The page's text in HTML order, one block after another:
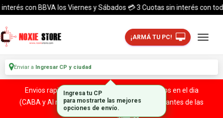
con BBVA los Viernes y Sábados 💳 3 Cuotas sin interés con
¡ARMÁ TU PC!
Enviar a Ingresar CP y ciudad
Envios rapidos y seguros a todo el pais. ¡ Envios en el dia
(CABA y Al rededores) Acreditando tu compra antes de las
Ingresa tu CP
para mostrarte las mejores
opciones de envío.